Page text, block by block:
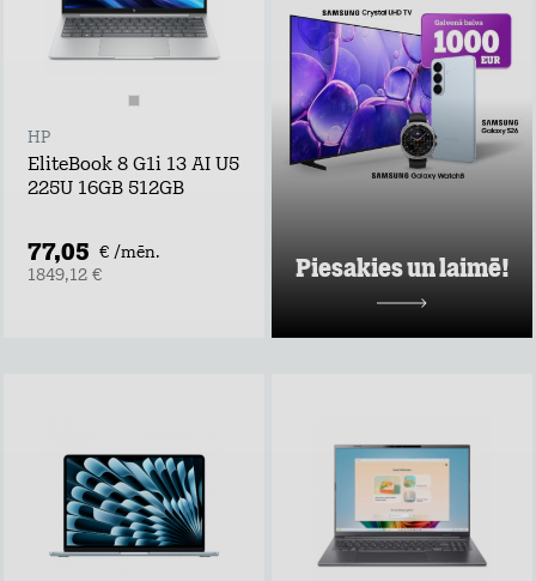
HP
EliteBook 8 G1i 13 AI U5
225U 16GB 512GB
77,05 € /mēn.
1849,12 €
Piesakies un laimē!
plānu un mājas
interneta
piedāvājumus pie
Tele2 un piedalies
vērtīgu baltvu
Uzzināt vairāk